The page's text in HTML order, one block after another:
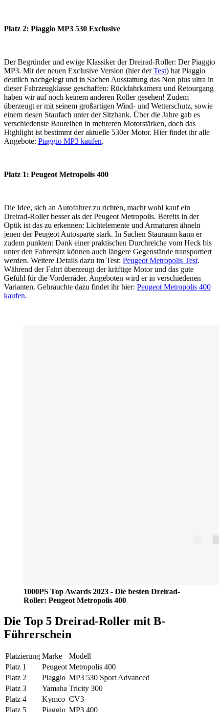
Platz 2: Piaggio MP3 530 Exclusive
Der Begründer und ewige Klassiker der Dreirad-Roller: Der Piaggio
MP3. Mit der neuen Exclusive Version (hier derTest) hat Piaggio
deutlich nachgelegt und in Sachen Ausstattung das Non plus ultra in
dieser Fahrzeugklasse geschaffen: Rückfahrkamera und Retourgang
haben wir auf noch keinem anderen Roller gesehen! Zudem
überzeugt er mit seinem großartigen Wind- und Wetterschutz, sowie
einem riesen Staufach unter der Sitzbank. Über die Jahre gab es
verschiedenste Baureihen in mehreren Motorstärken, doch das
Highlight ist bestimmt der aktuelle 530er Motor. Hier findet ihr alle
Angebote: Piaggio MP3 kaufen.
Platz 1: Peugeot Metropolis 400
Die Idee, sich an Autofahrer zu richten, macht wohl kauf ein
Dreirad-Roller besser als der Peugeot Metropolis. Bereits in der
Optik ist das zu erkennen: Lichtelemente und Armaturen ähneln
jenen der Peugeot Autosparte stark. In Sachen Stauraum kann er
zudem punkten: Dank einer praktischen Durchreiche vom Heck bis
unter den Fahrersitz können auch längere Gegenstände transportiert
werden. Weitere Details dazu im Test: Peugeot Metropolis Test.
Während der Fahrt überzeugt der kräftige Motor und das gute
Gefühl für die Vorderräder. Angeboten wird er in verschiedenen
Varianten. Gebrauchte dazu findet ihr hier: Peugeot Metropolis 400
kaufen.
1000PS Top Awards 2023 - Die besten Dreirad-
Roller: Peugeot Metropolis 400
Die Top 5 Dreirad-Roller mit B-
Führerschein
Platzierung Marke
Modell
Platz 1
Peugeot Metropolis 400
Platz 2
Piaggio MP3 530 Sport Advanced
Platz 3
Yamaha Tricity 300
Platz 4
Kymco CV3
Platz 5
Piaggio MP3 400